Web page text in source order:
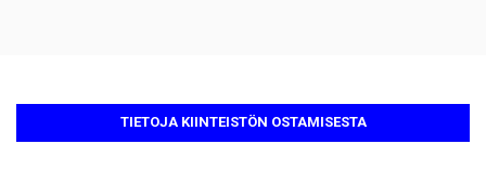
TIETOJA KIINTEISTÖN OSTAMISESTA